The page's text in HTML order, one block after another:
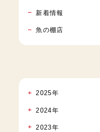
新着情報
魚の棚店
2025年
2024年
2023年